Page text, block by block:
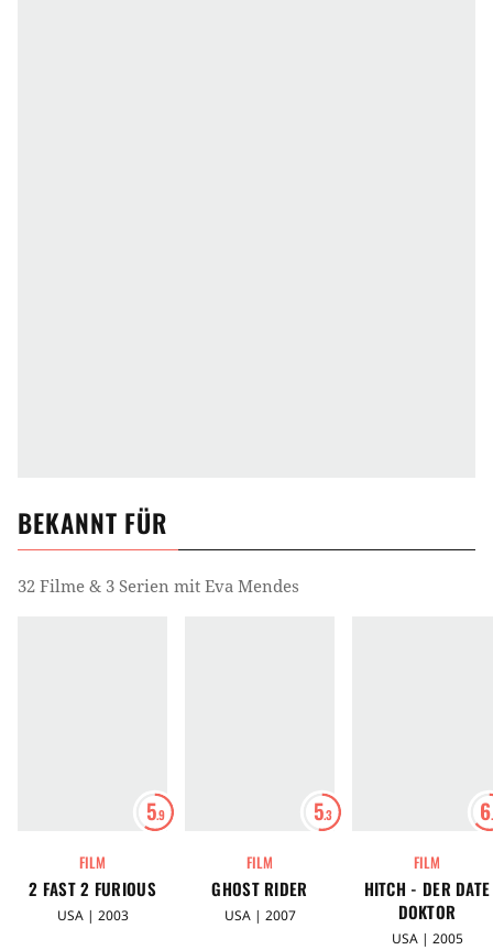
BEKANNT FÜR
32 Filme & 3 Serien mit Eva Mendes
5.9
FILM
2 FAST 2 FURIOUS
USA | 2003
5.3
FILM
GHOST RIDER
USA | 2007
6
FILM
HITCH - DER DATE
DOKTOR
USA | 2005